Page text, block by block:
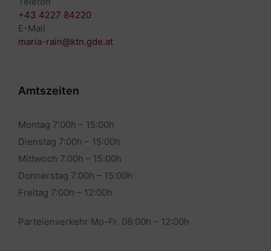
+43 4227 84220
E-Mail
maria-rain@ktn.gde.at
Amtszeiten
Montag 7:00h – 15:00h
Dienstag 7:00h – 15:00h
Mittwoch 7:00h – 15:00h
Donnerstag 7:00h – 15:00h
Freitag 7:00h – 12:00h
Parteienverkehr Mo-Fr. 08:00h – 12:00h